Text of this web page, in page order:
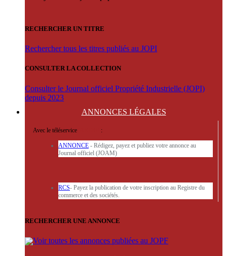
RECHERCHER UN TITRE
Rechercher tous les titres publiés au JOPI
CONSULTER LA COLLECTION
Consulter le Journal officiel Propriété Industrielle (JOPI)
depuis 2023
ANNONCES LÉGALES
Avec le téléservice :
ANNONCE - Rédigez, payez et publiez votre annonce au
Journal officiel (JOAM)
RCS- Payez la publication de votre inscription au Registre du
commerce et des sociétés.
RECHERCHER UNE ANNONCE
Voir toutes les annonces publiées au JOPF